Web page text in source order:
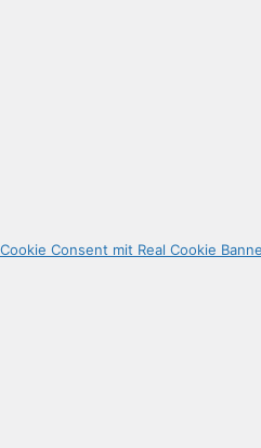
Cookie Consent mit Real Cookie